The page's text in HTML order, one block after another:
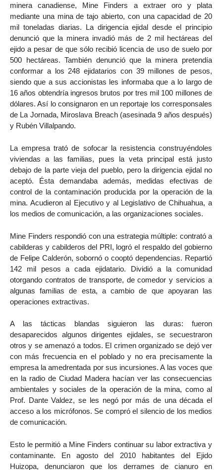
minera canadiense, Mine Finders a extraer oro y plata
mediante una mina de tajo abierto, con una capacidad de 20
mil toneladas diarias. La dirigencia ejidal desde el principio
denunció que la minera invadió más de 2 mil hectáreas del
ejido a pesar de que sólo recibió licencia de uso de suelo por
500 hectáreas. También denunció que la minera pretendía
conformar a los 248 ejidatarios con 39 millones de pesos,
siendo que a sus accionistas les informaba que a lo largo de
16 años obtendría ingresos brutos por tres mil 100 millones de
dólares. Así lo consignaron en un reportaje los corresponsales
de La Jornada, Miroslava Breach (asesinada 9 años después)
y Rubén Villalpando.
La empresa trató de sofocar la resistencia construyéndoles
viviendas a las familias, pues la veta principal está justo
debajo de la parte vieja del pueblo, pero la dirigencia ejidal no
aceptó. Ésta demandaba además, medidas efectivas de
control de la contaminación producida por la operación de la
mina. Acudieron al Ejecutivo y al Legislativo de Chihuahua, a
los medios de comunicación, a las organizaciones sociales.
Mine Finders respondió con una estrategia múltiple: contrató a
cabilderas y cabilderos del PRI, logró el respaldo del gobierno
de Felipe Calderón, sobornó o cooptó dependencias. Repartió
142 mil pesos a cada ejidatario. Dividió a la comunidad
otorgando contratos de transporte, de comedor y servicios a
algunas familias de esta, a cambio de que apoyaran las
operaciones extractivas.
A las tácticas blandas siguieron las duras: fueron
desaparecidos algunos dirigentes ejidales, se secuestraron
otros y se amenazó a todos. El crimen organizado se dejó ver
con más frecuencia en el poblado y no era precisamente la
empresa la amedrentada por sus incursiones. A las voces que
en la radio de Ciudad Madera hacían ver las consecuencias
ambientales y sociales de la operación de la mina, como al
Prof. Dante Valdez, se les negó por más de una década el
acceso a los micrófonos. Se compró el silencio de los medios
de comunicación.
Esto le permitió a Mine Finders continuar su labor extractiva y
contaminante. En agosto del 2010 habitantes del Ejido
Huizopa, denunciaron que los derrames de cianuro en